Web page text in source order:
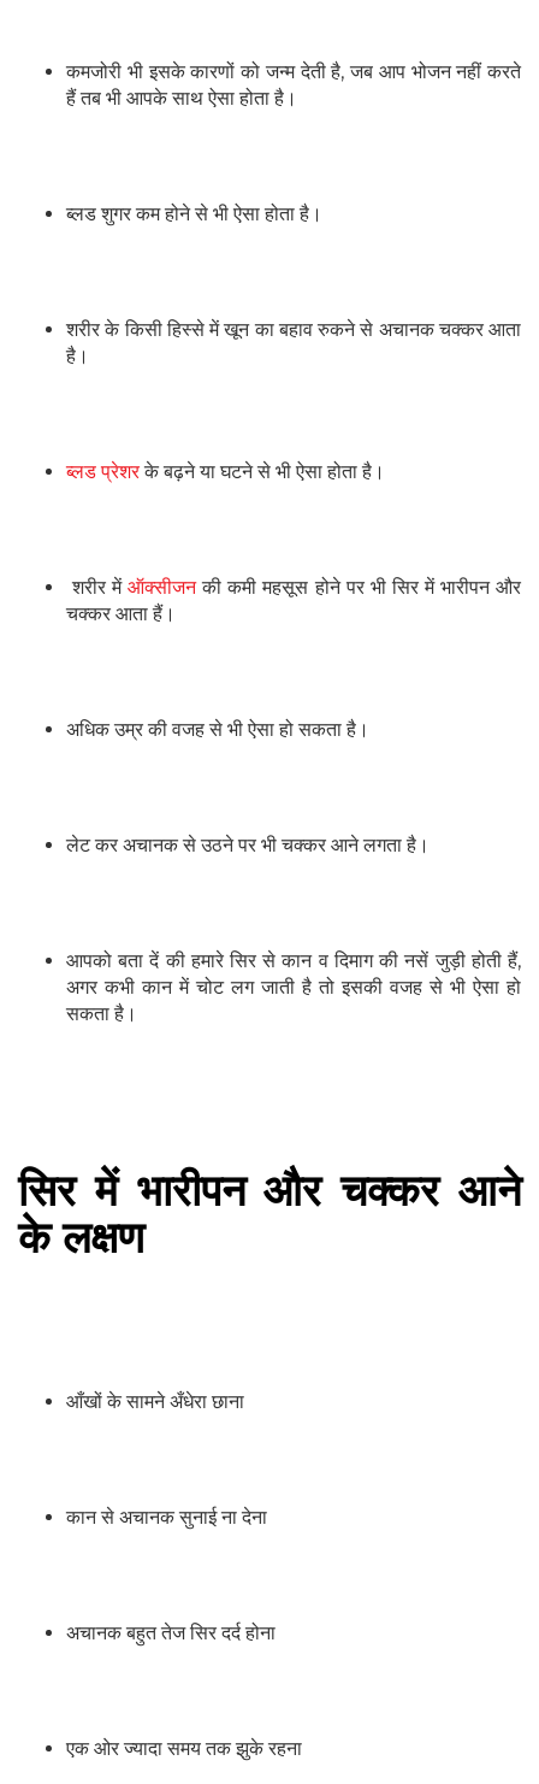
कमजोरी भी इसके कारणों को जन्म देती है, जब आप भोजन नहीं करते
हैं तब भी आपके साथ ऐसा होता है।
ब्लड शुगर कम होने से भी ऐसा होता है।
शरीर के किसी हिस्से में खून का बहाव रुकने से अचानक चक्कर आता
है।
ब्लड प्रेशरके बढ़ने या घटने से भी ऐसा होता है।
शरीर मेंऑक्सीजनकी कमी महसूस होने पर भी सिर में भारीपन और
चक्कर आता हैं।
अधिक उम्र की वजह से भी ऐसा हो सकता है।
लेट कर अचानक से उठने पर भी चक्कर आने लगता है।
आपको बता दें की हमारे सिर से कान व दिमाग की नसें जुड़ी होती हैं,
अगर कभी कान में चोट लग जाती है तो इसकी वजह से भी ऐसा हो
सकता है।
सिर में भारीपन और चक्कर आने
के लक्षण
आँखों के सामने अँधेरा छाना
कान से अचानक सुनाई ना देना
अचानक बहुत तेज सिर दर्द होना
एक ओर ज्यादा समय तक झुके रहना